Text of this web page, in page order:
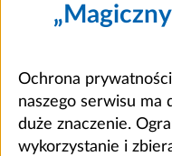
Ochrona
naszego serwisu ma
duże znaczenie.
wykorzystanie i